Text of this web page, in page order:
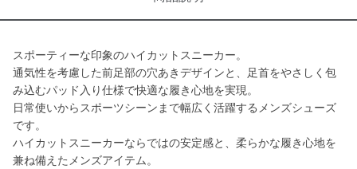
スポーティーな印象のハイカットスニーカー。
通気性を考慮した前足部の穴あきデザインと、足首をやさしく包
み込むパッド入り仕様で快適な履き心地を実現。
日常使いからスポーツシーンまで幅広く活躍するメンズシューズ
です。
ハイカットスニーカーならではの安定感と、柔らかな履き心地を
兼ね備えたメンズアイテム。